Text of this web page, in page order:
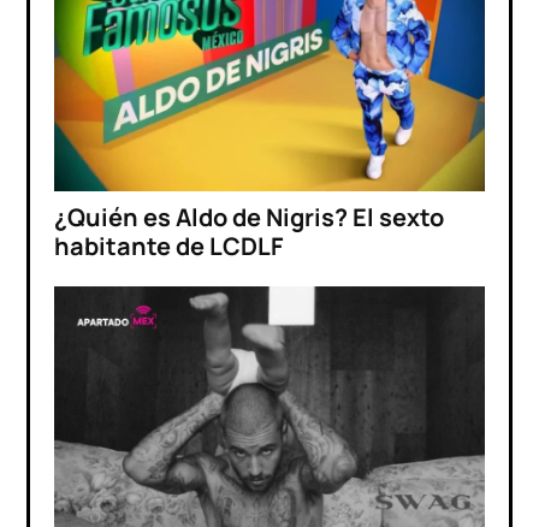
¿Quién es Aldo de Nigris? El sexto
habitante de LCDLF